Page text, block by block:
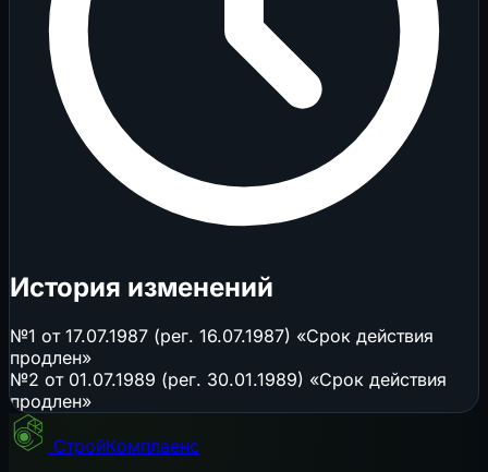
История изменений
№1 от 17.07.1987 (рег. 16.07.1987) «Срок действия
продлен»
№2 от 01.07.1989 (рег. 30.01.1989) «Срок действия
продлен»
СтройКомплаенс